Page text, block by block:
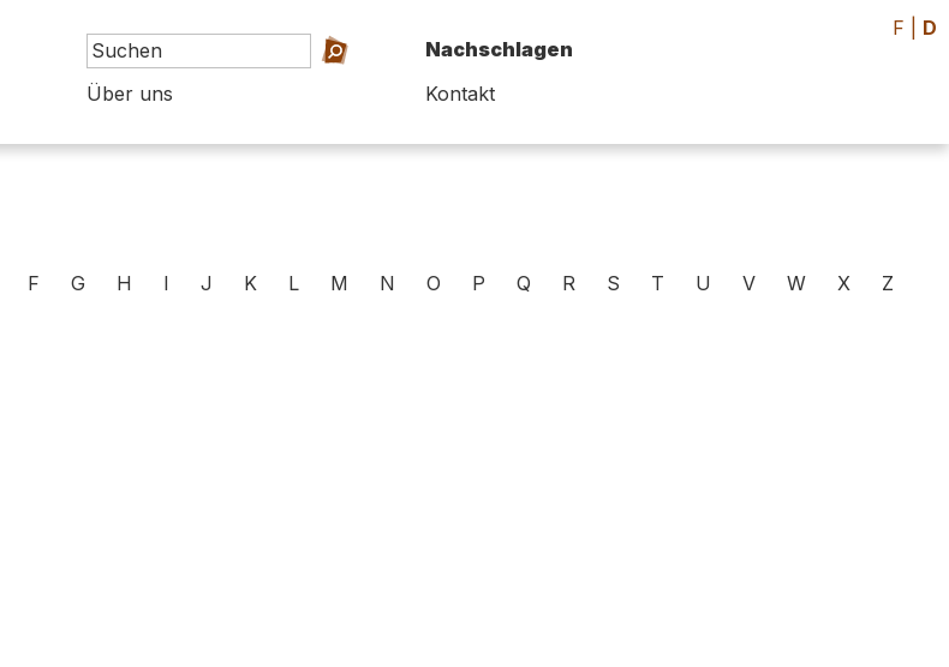
Nachschlagen
Über uns Kontakt
F D
F G H I J K L M N O P Q R S T U V W X Z